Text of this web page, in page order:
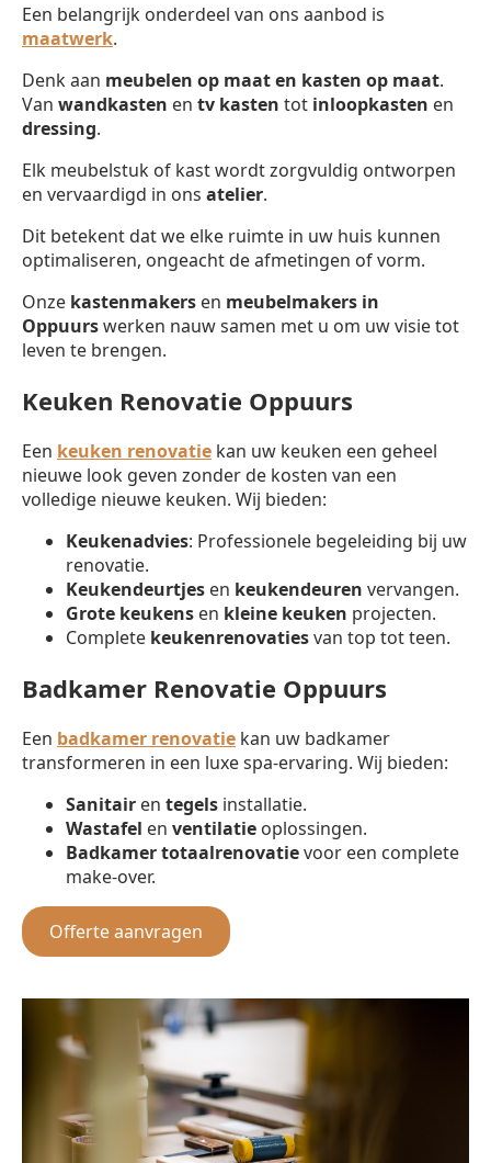
Een belangrijk onderdeel van ons aanbod is
maatwerk.
Denk aan meubelen op maat en kasten op maat.
Van wandkasten en tv kasten tot inloopkasten en
dressing.
Elk meubelstuk of kast wordt zorgvuldig ontworpen
en vervaardigd in ons atelier.
Dit betekent dat we elke ruimte in uw huis kunnen
optimaliseren, ongeacht de afmetingen of vorm.
Onze kastenmakers en meubelmakers in
Oppuurswerken nauw samen met u om uw visie tot
leven te brengen.
Keuken Renovatie Oppuurs
Een keuken renovatie kan uw keuken een geheel
nieuwe look geven zonder de kosten van een
volledige nieuwe keuken. Wij bieden:
Keukenadvies: Professionele begeleiding bij uw
renovatie.
Keukendeurtjes en keukendeuren vervangen.
Grote keukens en kleine keuken projecten.
Complete keukenrenovatiesvan top tot teen.
Badkamer Renovatie Oppuurs
Een badkamer renovatie kan uw badkamer
transformeren in een luxe spa-ervaring. Wij bieden:
Sanitair en tegels installatie.
Wastafel en ventilatie oplossingen.
Badkamer totaalrenovatievoor een complete
make-over.
Offerte aanvragen